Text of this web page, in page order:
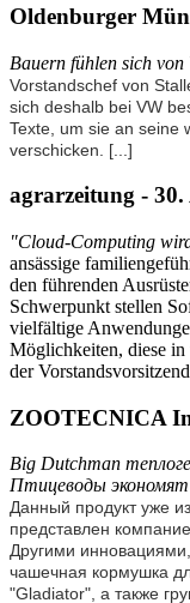
Oldenburger
Bauern fühlen sich
Vorstandschef von
sich deshalb bei VW
Texte, um sie an seine
verschicken. [...]
agrarzeitung -
"Cloud-Computing
ansässige
den führenden
Schwerpunkt stellen
vielfältige
Möglichkeiten, diese in
der
ZOOTECNICA
Big Dutchman
Птицеводы
Данный продукт уже
представлен
Другими
чашечная кормушка
"Gladiator", а также